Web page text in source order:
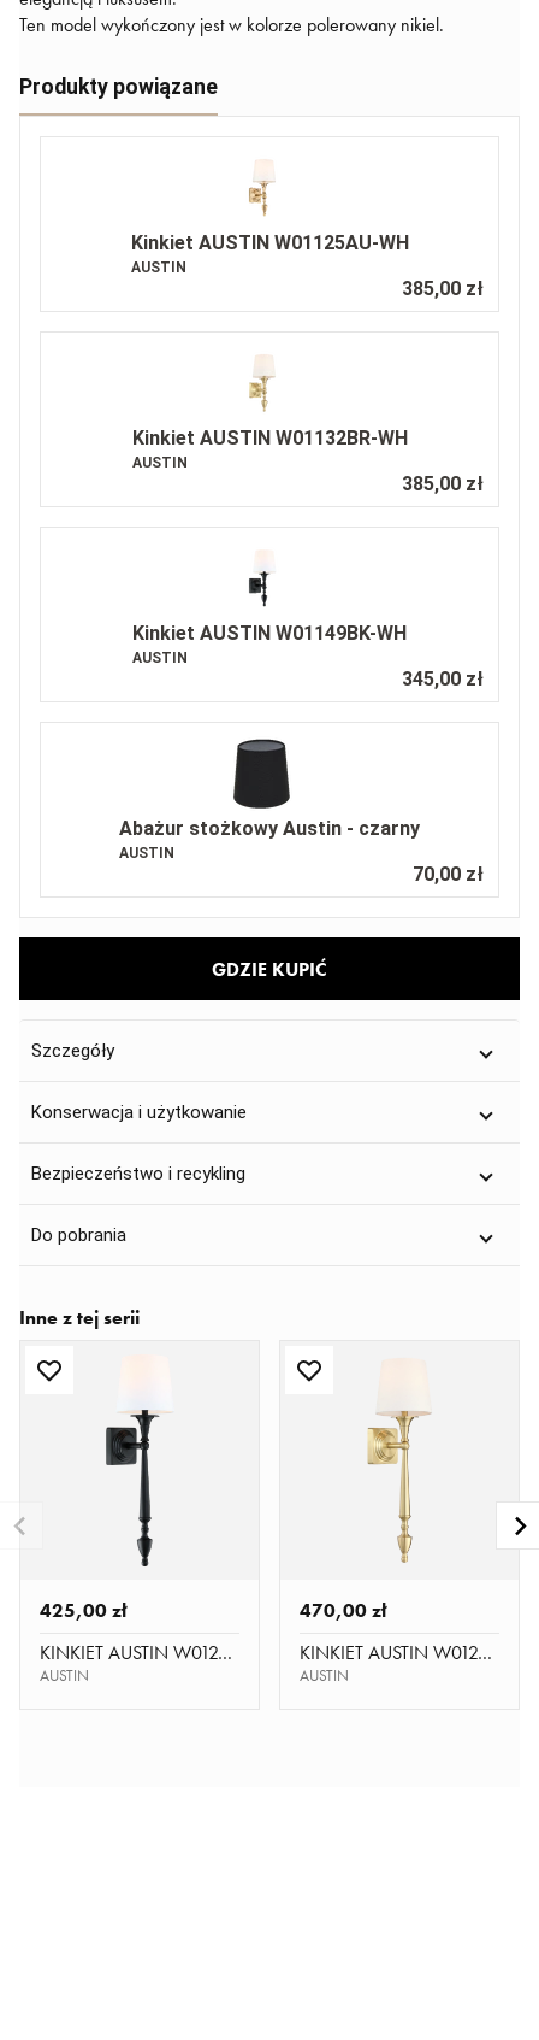
Ten model wykończony jest w kolorze polerowany nikiel.
Produkty powiązane
Kinkiet AUSTIN W01125AU-WH
AUSTIN
385,00 zł
Kinkiet AUSTIN W01132BR-WH
AUSTIN
385,00 zł
Kinkiet AUSTIN W01149BK-WH
AUSTIN
345,00 zł
Abażur stożkowy Austin - czarny
AUSTIN
70,00 zł
GDZIE KUPIĆ
Szczegóły
Konserwacja i użytkowanie
Bezpieczeństwo i recykling
Do pobrania
Inne z tej serii
425,00 zł
KINKIET AUSTIN W01296BK-WH
AUSTIN
470,00 zł
KINKIET AUSTIN W01289BR-WH
AUSTIN